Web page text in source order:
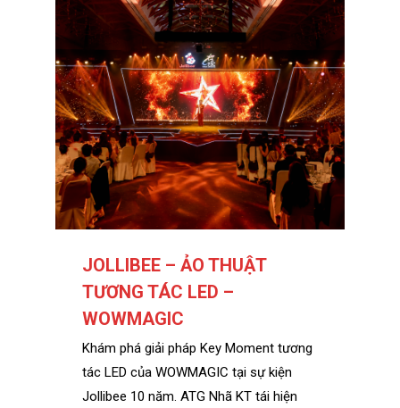
JOLLIBEE – ẢO THUẬT
TƯƠNG TÁC LED –
WOWMAGIC
Khám phá giải pháp Key Moment tương
tác LED của WOWMAGIC tại sự kiện
Jollibee 10 năm. ATG Nhã KT tái hiện